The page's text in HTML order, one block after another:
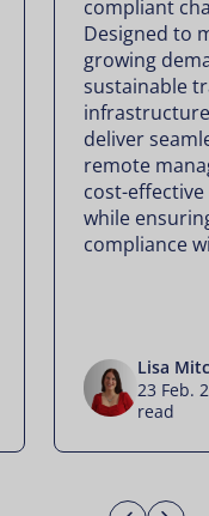
compliant
Designed to
growing
sustainable
deliver
remote
cost-
while
compliance
Lisa
23 Feb.
read